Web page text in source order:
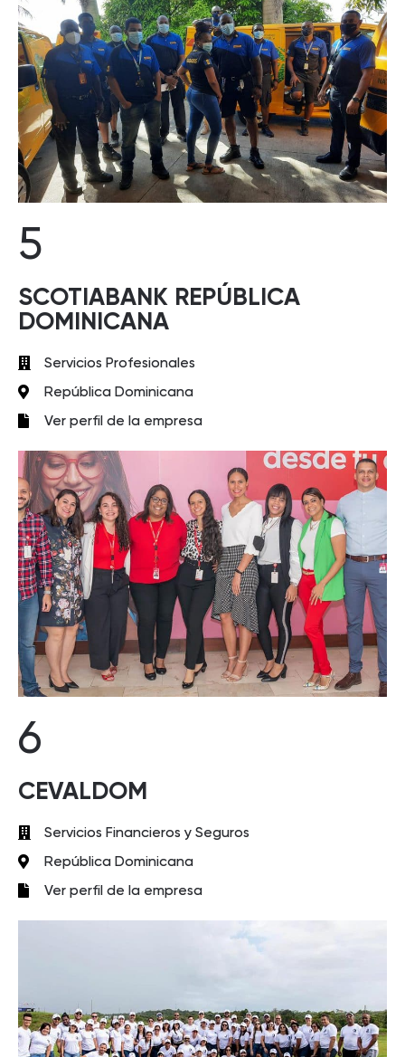
5
SCOTIABANK REPÚBLICA
DOMINICANA
Servicios Profesionales
República Dominicana
Ver perfil de la empresa
6
CEVALDOM
Servicios Financieros y Seguros
República Dominicana
Ver perfil de la empresa